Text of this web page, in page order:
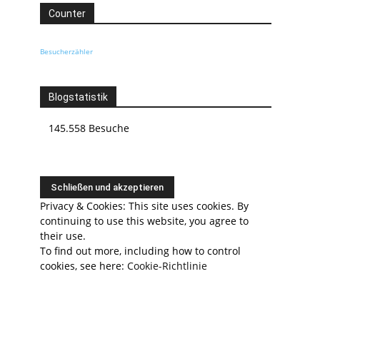
Counter
Besucherzähler
Blogstatistik
145.558 Besuche
Privacy & Cookies: This site uses cookies. By
continuing to use this website, you agree to
their use.
To find out more, including how to control
cookies, see here: Cookie-Richtlinie